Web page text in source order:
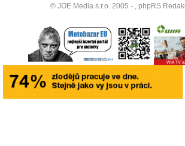
© JOE Media s.r.o. 2005 - , phpRS